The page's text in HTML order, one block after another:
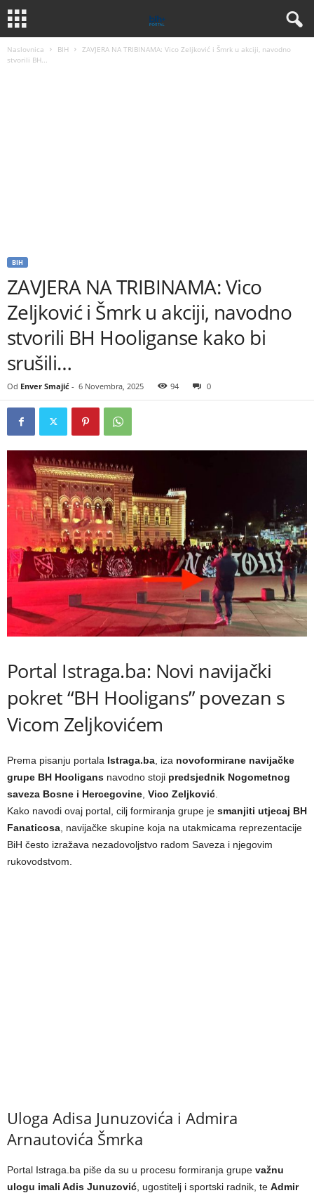
Naslovnica BIH
ZAVJERA NA TRIBINAMA: Vico Zeljković i Šmrk u akciji, navodno
stvorili BH...
BIH
ZAVJERA NA TRIBINAMA: Vico
Zeljković i Šmrk u akciji, navodno
stvorili BH Hooliganse kako bi
srušili…
Od Enver Smajić - 6 Novembra, 2025 94 0
Portal Istraga.ba: Novi navijački
pokret “BH Hooligans” povezan s
Vicom Zeljkovićem
Prema pisanju portala Istraga.ba , iza novoformirane navijačke
grupe BH Hooligans navodno stoji predsjednik Nogometnog
saveza Bosne i Hercegovine Vico Zeljković
Kako navodi ovaj portal, cilj formiranja grupe je smanjiti utjecaj BH
Fanaticosa , navijačke skupine koja na utakmicama reprezentacije
BiH često izražava nezadovoljstvo radom Saveza i njegovim
rukovodstvom.
Uloga Adisa Junuzovića i Admira
Arnautovića Šmrka
Portal Istraga.ba piše da su u procesu formiranja grupe važnu
ulogu imali Adis Junuzović , ugostitelj i sportski radnik, te Admir